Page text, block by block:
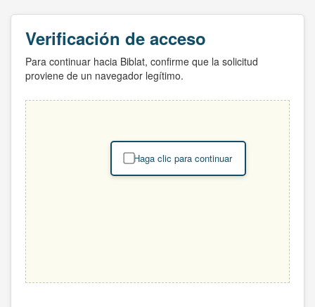
Verificación de acceso
Para continuar hacia Biblat, confirme que la solicitud
proviene de un navegador legítimo.
Haga clic para continuar